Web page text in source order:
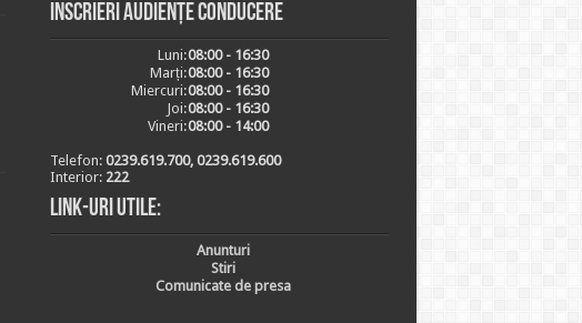
Inscrieri audiențe conducere
Luni:08:00 - 16:30
Marți:08:00 - 16:30
Miercuri:08:00 - 16:30
Joi:08:00 - 16:30
Vineri:08:00 - 14:00
Telefon: 0239.619.700, 0239.619.600
Interior: 222
Link-uri utile:
Anunturi
Stiri
Comunicate de presa